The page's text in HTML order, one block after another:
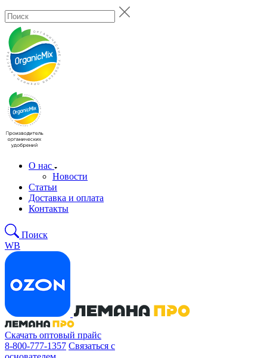
О нас
Новости
Статьи
Доставка и оплата
Контакты
Поиск
WB
Скачать оптовый прайс
8-800-777-1357 Связаться с